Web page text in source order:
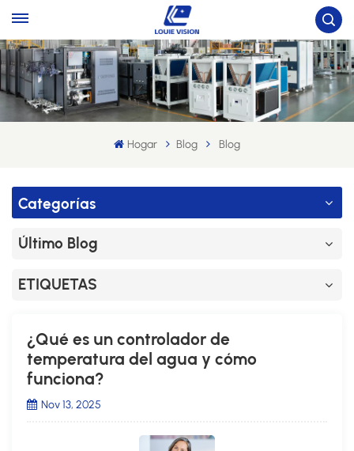
Hogar Blog Blog
Categorías
Último Blog
ETIQUETAS
¿Qué es un controlador de
temperatura del agua y cómo
funciona?
Nov 13, 2025